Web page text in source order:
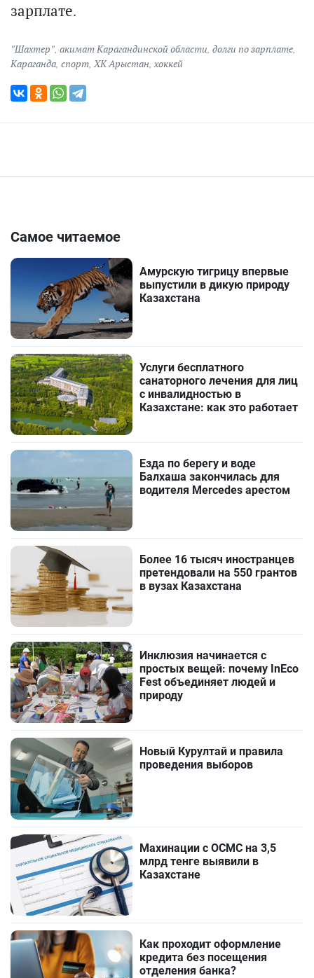
зарплате.
"Шахтер", акимат Карагандинской области, долги по зарплате,
Караганда, спорт,ХК Арыстан, хоккей
Самое читаемое
Амурскую тигрицу впервые
выпустили в дикую природу
Казахстана
Услуги бесплатного
санаторного лечения для лиц
с инвалидностью в
Казахстане: как это работает
Езда по берегу и воде
Балхаша закончилась для
водителя Mercedes арестом
Более 16 тысяч иностранцев
претендовали на 550 грантов
в вузах Казахстана
Инклюзия начинается с
простых вещей: почему InEco
Fest объединяет людей и
природу
Новый Курултай и правила
проведения выборов
Махинации с ОСМС на 3,5
млрд тенге выявили в
Казахстане
Как проходит оформление
кредита без посещения
отделения банка?